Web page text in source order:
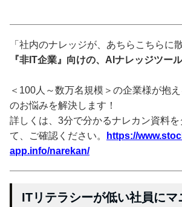
「社内のナレッジが、あちらこちらに
『非IT企業』向けの、AIナレッジツー
＜100人～数万名規模＞の企業様が抱
のお悩みを解決します！
詳しくは、3分で分かるナレカン資料を
て、ご確認ください。
https://
app.info/narekan/
ITリテラシーが低い社員にマ